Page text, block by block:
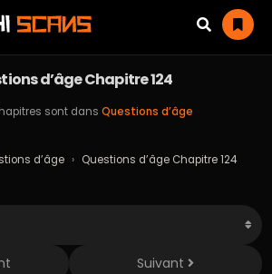
d’âge Chapitre 124
sont dans Questions d’âge
d’âge › Questions d’âge Chapitre 124
Suivant